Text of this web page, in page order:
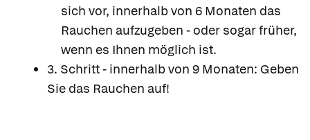
sich vor, innerhalb von 6 Monaten das
Rauchen aufzugeben - oder sogar früher,
wenn es Ihnen möglich ist.
3. Schritt - innerhalb von 9 Monaten: Geben
Sie das Rauchen auf!